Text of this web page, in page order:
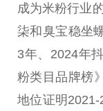
成为米粉行业
柒和臭宝稳坐
3年、2024年
粉类目品牌榜
地位证明